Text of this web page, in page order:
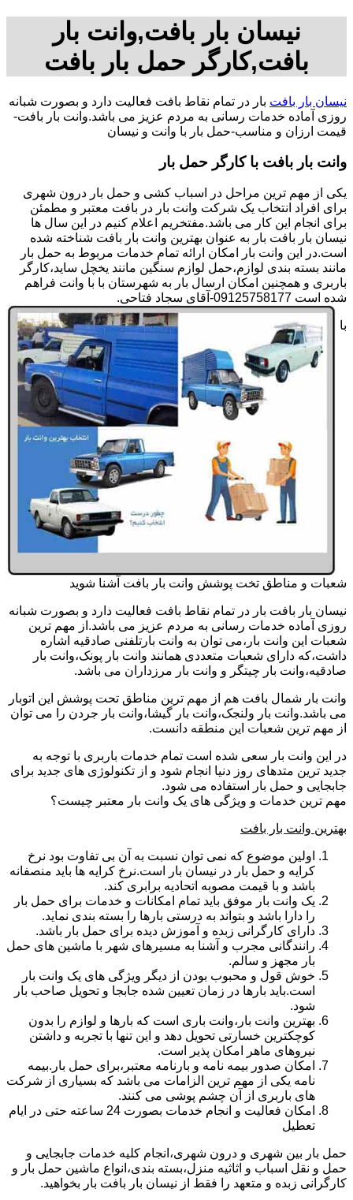
نیسان بار بافت,وانت بار
بافت,کارگر حمل بار بافت
نیسان بار بافت بار در تمام نقاط بافت فعالیت دارد و بصورت شبانه
روزی آماده خدمات رسانی به مردم عزیز می باشد.وانت بار بافت-
قیمت ارزان و مناسب-حمل بار با وانت و نیسان
وانت بار بافت با کارگر حمل بار
یکی از مهم ترین مراحل در اسباب کشی و حمل بار درون شهری
برای افراد انتخاب یک شرکت وانت بار در بافت معتبر و مطمئن
برای انجام این کار می باشد.مفتخریم اعلام کنیم در این سال ها
نیسان بار بافت بار به عنوان بهترین وانت بار بافت شناخته شده
است.در این وانت بار امکان ارائه تمام خدمات مربوط به حمل بار
مانند بسته بندی لوازم،حمل لوازم سنگین مانند یخچل ساید،کارگر
باربری و همچنین امکان ارسال بار به شهرستان با با وانت فراهم
شده است 09125758177-آقای سجاد فتاحی.
با
شعبات و مناطق تخت پوشش وانت بار بافت آشنا شوید
نیسان بار بافت بار در تمام نقاط بافت فعالیت دارد و بصورت شبانه
روزی آماده خدمات رسانی به مردم عزیز می باشد.از مهم ترین
شعبات این وانت بار،می توان به وانت بارتلفنی صادقیه اشاره
داشت،که دارای شعبات متعددی همانند وانت بار پونک،وانت بار
صادقیه،وانت بار چیتگر و وانت بار مرزداران می باشد.
وانت بار شمال بافت هم از مهم ترین مناطق تحت پوشش این اتوبار
می باشد.وانت بار ولنجک،وانت بار گیشا،وانت بار جردن را می توان
از مهم ترین شعبات این منطقه دانست.
در این وانت بار سعی شده است تمام خدمات باربری با توجه به
جدید ترین متدهای روز دنیا انجام شود و از تکنولوژی های جدید برای
جابجایی و حمل بار استفاده می شود.
مهم ترین خدمات و ویژگی های یک وانت بار معتبر چیست؟
بهترین وانت بار بافت
اولین موضوع که نمی توان نسبت به آن بی تفاوت بود نرخ
کرایه و حمل بار در نیسان بار است.نرخ کرایه ها باید منصفانه
باشد و با قیمت مصوبه اتحادیه برابری کند.
یک وانت بار موفق باید تمام امکانات و خدمات برای حمل بار
را دارا باشد و بتواند به درستی بارها را بسته بندی نماید.
دارای کارگرانی زبده و آموزش دیده برای حمل بار باشد.
رانندگانی مجرب و آشنا به مسیرهای شهر با ماشین های حمل
بار مجهز و سالم.
خوش قول و محبوب بودن از دیگر ویژگی های یک وانت بار
است.باید بارها در زمان تعیین شده جابجا و تحویل صاحب بار
شود.
بهترین وانت بار،وانت باری است که بارها و لوازم را بدون
کوچکترین خسارتی تحویل دهد و این تنها با تجربه و داشتن
نیروهای ماهر امکان پذیر است.
امکان صدور بیمه نامه و بارنامه معتبر،برای حمل بار.بیمه
نامه یکی از مهم ترین الزامات می باشد که بسیاری از شرکت
های باربری از آن چشم پوشی می کنند.
امکان فعالیت و انجام خدمات بصورت 24 ساعته حتی در ایام
تعطیل
حمل بار بین شهری و درون شهری،انجام کلیه خدمات جابجایی و
حمل و نقل اسباب و اثاثیه منزل،بسته بندی،انواع ماشین حمل بار و
کارگرانی زبده و متعهد را فقط از نیسان بار بافت بار بخواهید.